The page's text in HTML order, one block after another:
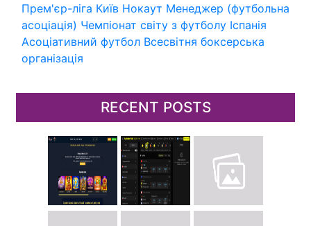
Прем'єр-ліга Київ Нокаут Менеджер (футбольна
асоціація) Чемпіонат світу з футболу Іспанія
Асоціативний футбол Всесвітня боксерська
організація
RECENT POSTS